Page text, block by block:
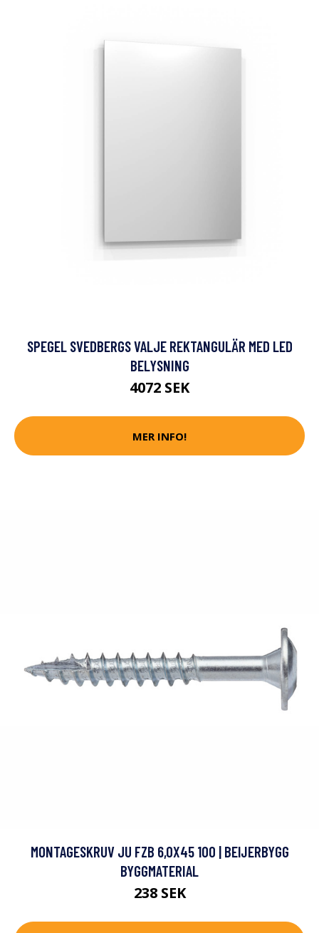
SPEGEL SVEDBERGS VALJE REKTANGULÄR MED LED
BELYSNING
4072 SEK
MER INFO!
MONTAGESKRUV JU FZB 6,0X45 100 | BEIJERBYGG
BYGGMATERIAL
238 SEK